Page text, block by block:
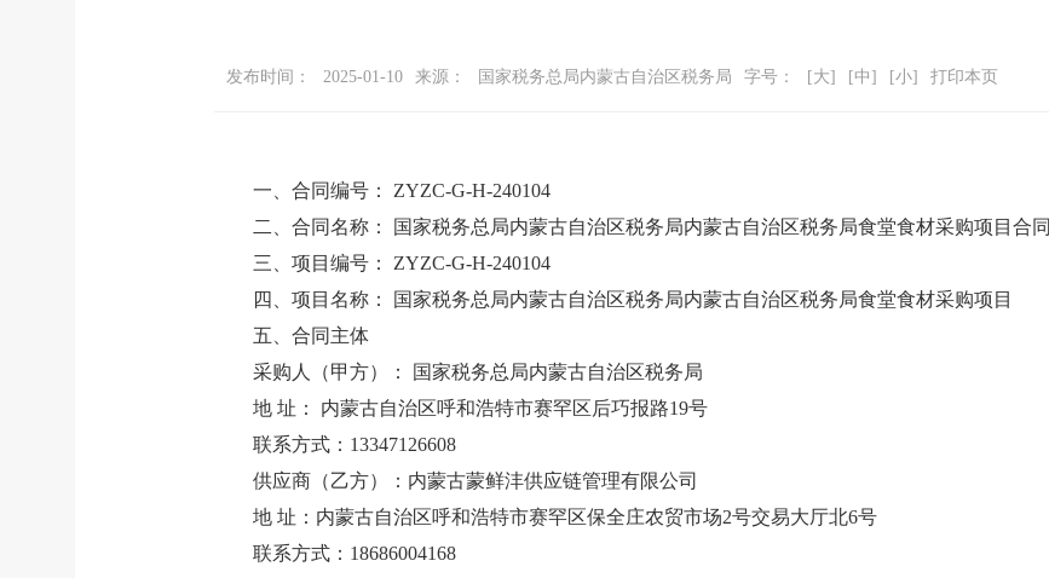
发布时间： 2025-01-10 来源： 国家税务总局内蒙古自治区税务局 字号： [大] [中] [小] 打印本页
一、合同编号：
ZYZC-G-H-240104
二、合同名称：
国家税务总局内蒙古自治区税务局内蒙古自治区税务局食堂食材采购项目合同
三、项目编号：
ZYZC-G-H-240104
四、项目名称：
国家税务总局内蒙古自治区税务局内蒙古自治区税务局食堂食材采购项目
五、合同主体
采购人（甲方）：
国家税务总局内蒙古自治区税务局
地 址： 内蒙古自治区呼和浩特市赛罕区后巧报路19号
联系方式： 13347126608
供应商（乙方）：内蒙古蒙鲜沣供应链管理有限公司
地 址：内蒙古自治区呼和浩特市赛罕区保全庄农贸市场2号交易大厅北6号
联系方式： 18686004168